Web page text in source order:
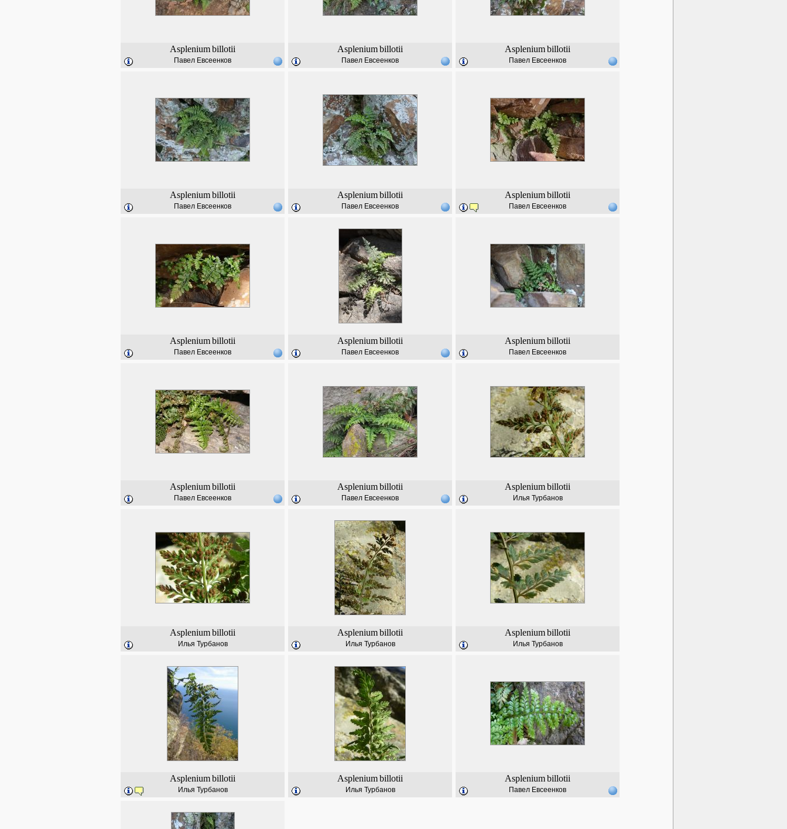
Aspleniumbillotii
Павел Евсеенков
Aspleniumbillotii
Павел Евсеенков
Aspleniumbillotii
Павел Евсеенков
Aspleniumbillotii
Павел Евсеенков
Aspleniumbillotii
Павел Евсеенков
Aspleniumbillotii
Павел Евсеенков
Aspleniumbillotii
Павел Евсеенков
Aspleniumbillotii
Павел Евсеенков
Aspleniumbillotii
Павел Евсеенков
Aspleniumbillotii
Павел Евсеенков
Aspleniumbillotii
Павел Евсеенков
Aspleniumbillotii
Илья Турбанов
Aspleniumbillotii
Илья Турбанов
Aspleniumbillotii
Илья Турбанов
Aspleniumbillotii
Илья Турбанов
Aspleniumbillotii
Илья Турбанов
Aspleniumbillotii
Илья Турбанов
Aspleniumbillotii
Павел Евсеенков